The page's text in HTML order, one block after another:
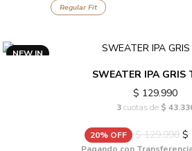
Regular Fit
NEW IN
SWEATER IPA GRIS
$ 129.990
3cuotas de $
20% OFF $ 129.990$